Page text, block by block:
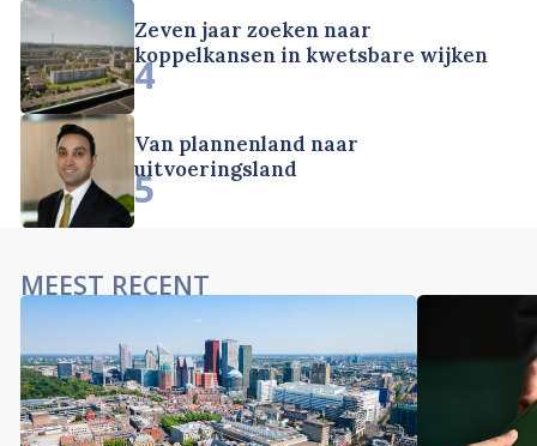
Zeven jaar zoeken naar
koppelkansen in kwetsbare wijken
4
Van plannenland naar
uitvoeringsland
5
MEEST RECENT